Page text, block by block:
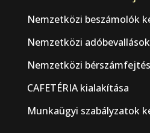
Nemzetközi beszámolók
Nemzetközi
Nemzetközi
CAFETÉRIA kialakítása
Munkaügyi szabályzatok